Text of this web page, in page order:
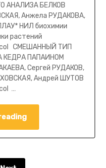
АНАЛИЗА БЕЛКОВ
Анжела РУДАКОВА,
НИЛ биохимии
растений
СМЕШАННЫЙ ТИП
КЕДРА ПАПАИНОМ
Сергей РУДАКОВ,
Андрей ШУТОВ
…